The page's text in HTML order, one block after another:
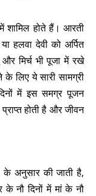
शामिल होते हैं। आरती
हलवा देवी को अर्पित
मिर्च भी पूजा में रखे
लिए ये सारी सामग्री
में इस समग्र पूजन
होती है और जीवन
के अनुसार की जाती है,
के नौ दिनों में मां के नौ